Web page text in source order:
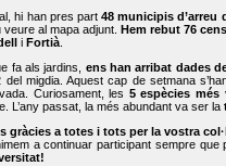
hi han pres part48 municipis d’arreu
veure al mapa adjunt. Hem rebut 76
i Fortià.
fa als jardins, ens han arribat dades
del migdia. Aquest cap de setmana
Curiosament, les 5 espècies més
L’any passat, la més abundant va ser la
gràcies a totes i tots per la vostra
a continuar participant sempre que